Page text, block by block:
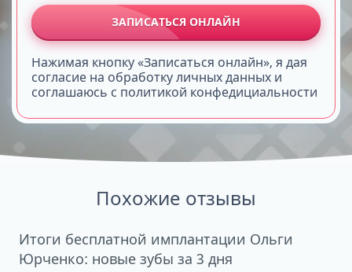
ЗАПИСАТЬСЯ ОНЛАЙН
Нажимая кнопку «Записаться онлайн», я дая
согласие на обработку личных данных и
соглашаюсь с политикой конфедициальности
Похожие отзывы
Итоги бесплатной имплантации Ольги
Юрченко: новые зубы за 3 дня